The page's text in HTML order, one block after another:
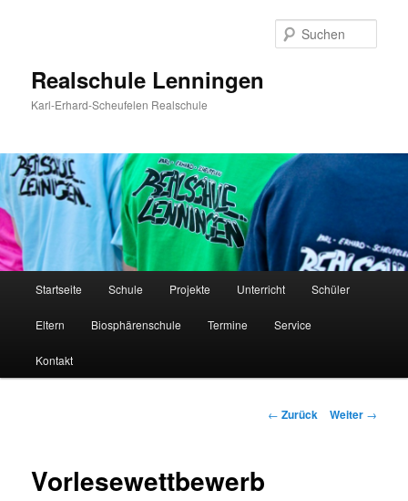
Realschule Lenningen
Karl-Erhard-Scheufelen Realschule
Startseite Schule Projekte Unterricht Schüler
Eltern Biosphärenschule Termine Service
Kontakt
Beitrags-
← Zurück Weiter →
Vorlesewettbewerb